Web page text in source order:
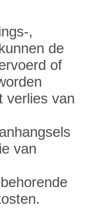
,
de
of
verlies van
van